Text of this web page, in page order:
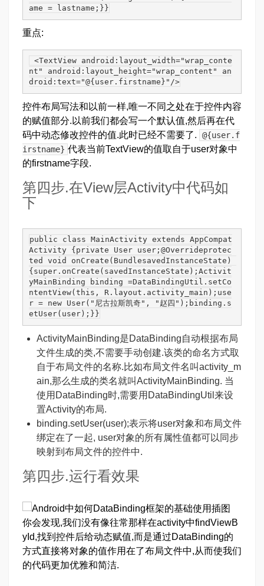
ame = lastname;}}
重点:
nt" android:layout_height="wrap_content" an
droid:text="@{user.firstname}"/>
控件布局写法和以前一样,唯一不同之处在于控件内容
的赋值部分.以前我们都会写一个默认值,然后再在代
码中动态修改控件的值.此时已经不需要了.
@{user.f
irstname} 代表当前TextView的值取自于user对象中
的firstname字段.
第四步.在View层Activity中代码如
下
public class MainActivity extends AppCompat
Activity {private User user;@Overrideprotec
ted void onCreate(BundlesavedInstanceState)
{super.onCreate(savedInstanceState);Activit
yMainBinding binding =DataBindingUtil.setCo
ntentView(this, R.layout.activity_main);use
r = new User("尼古拉斯凯奇", "赵四");binding.s
etUser(user);}}
ActivityMainBinding是DataBinding自动根据布局
文件生成的类,不需要手动创建.该类的命名方式取
自于布局文件的名称.比如布局文件名叫activity_m
ain,那么生成的类名就叫ActivityMainBinding. 当
使用DataBinding时,需要用DataBindingUtil来设
置Activity的布局.
binding.setUser(user);表示将user对象和布局文件
绑定在了一起, user对象的所有属性值都可以同步
映射到布局文件的控件中.
第四步.运行看效果
你会发现,我们没有像往常那样在activity中findViewB
yId,找到控件后给动态赋值,而是通过DataBinding的
方式直接将对象的值作用在了布局文件中,从而使我们
的代码更加优雅和简洁.